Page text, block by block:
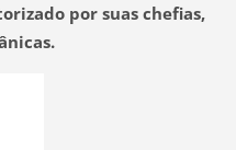
por suas chefias,